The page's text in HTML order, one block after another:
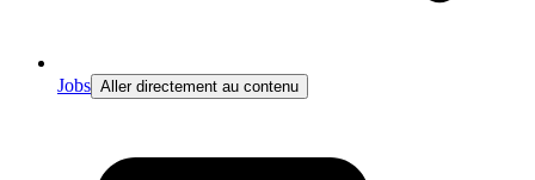
Jobs Aller directement au contenu